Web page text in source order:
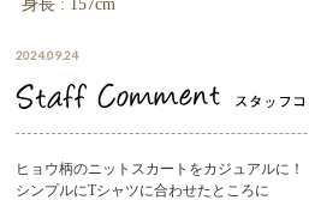
身長 : 157cm
2024.09.24
ヒョウ柄のニットスカートをカジュアルに！
シンプルにTシャツに合わせたところに